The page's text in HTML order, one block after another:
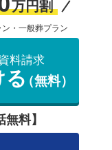
万円割
・一般葬プラン
料請求
（無料）
料】